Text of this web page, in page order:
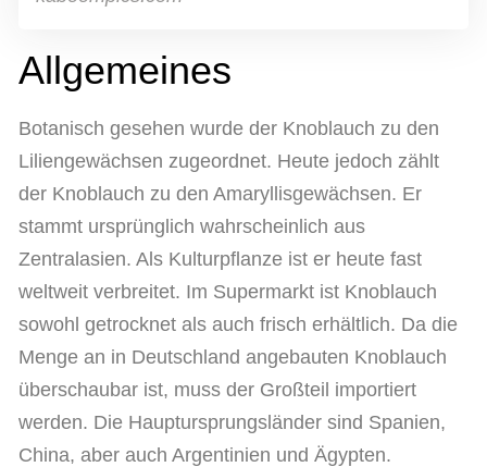
Allgemeines
Botanisch gesehen wurde der Knoblauch zu den
Liliengewächsen zugeordnet. Heute jedoch zählt
der Knoblauch zu den Amaryllisgewächsen. Er
stammt ursprünglich wahrscheinlich aus
Zentralasien. Als Kulturpflanze ist er heute fast
weltweit verbreitet. Im Supermarkt ist Knoblauch
sowohl getrocknet als auch frisch erhältlich. Da die
Menge an in Deutschland angebauten Knoblauch
überschaubar ist, muss der Großteil importiert
werden. Die Hauptursprungsländer sind Spanien,
China, aber auch Argentinien und Ägypten.